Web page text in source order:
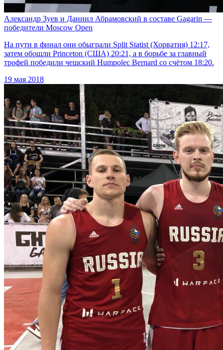
Александр Зуев и Даниил Абрамовский в составе Gagarin —
победители Moscow Open
На пути в финал они обыграли Split Statist (Хорватия) 12:17,
затем обошли Princeton (США) 20:21, а в борьбе за главный
трофей победили чешский Humpolec Bernard со счётом 18:20.
19 мая 2018